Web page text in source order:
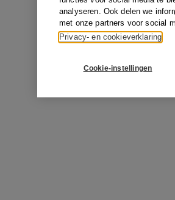
analyseren. Ook delen we
met onze partners voor social
Privacy- en cookieverklaring
Cookie-instellingen